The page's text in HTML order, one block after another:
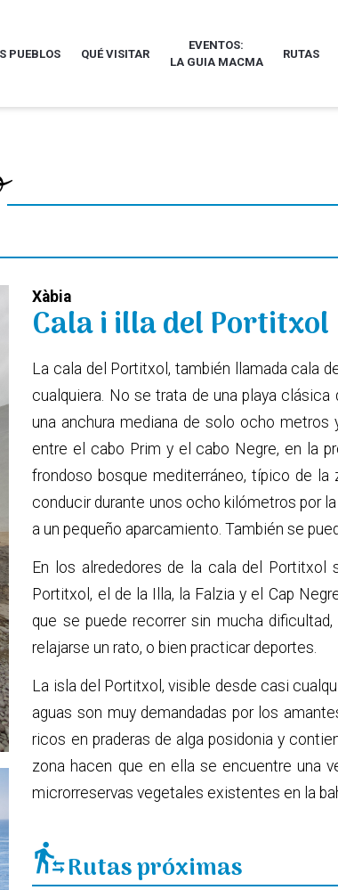
PUEBLOS QUÉ VISITAR
EVENTOS:
LA GUIA MACMA
RUTAS
Xàbia
Cala i illa del Portitxol
La cala del Portitxol, también llamada cala
cualquiera. No se trata de una playa
una anchura mediana de solo ocho
entre el cabo Prim y el cabo Negre, en la
frondoso bosque mediterráneo, típico de
conducir durante unos ocho kilómetros por
a un pequeño aparcamiento. También se
En los alrededores de la cala del Portitxol
Portitxol, el de la Illa, la Falzia y el Cap
que se puede recorrer sin mucha
relajarse un rato, o bien practicar deportes.
La isla del Portitxol, visible desde casi
aguas son muy demandadas por los
ricos en praderas de alga posidonia y
zona hacen que en ella se encuentre una
microrreservas vegetales existentes en la
transfer_within_a_stationRutas próximas